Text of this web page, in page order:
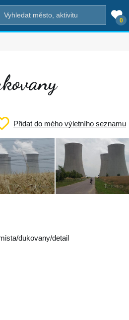
0
Přidat do mého výletního seznamu
dukovany/detail